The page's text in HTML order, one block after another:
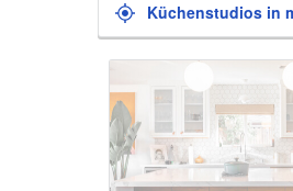
Küchenstudios in